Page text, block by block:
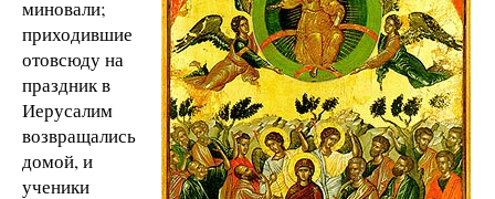
миновали;
приходившие
отовсюду на
праздник в
Иерусалим
возвращались
домой, и
ученики